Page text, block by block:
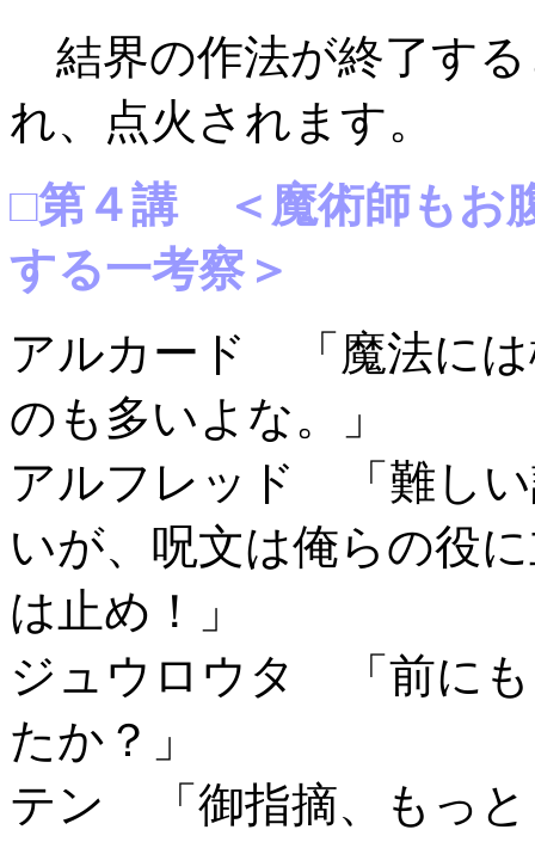
結界の作法が終了す
れ、点火されます。
□第４講 ＜魔術師もお
する一考察＞
アルカード 「魔法には
のも多いよな。」
アルフレッド 「難しい
いが、呪文は俺らの役
は止め！」
ジュウロウタ 「前に
たか？」
テン 「御指摘、もっと